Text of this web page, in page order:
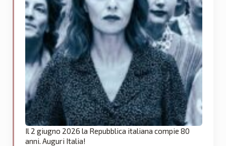
Il 2 giugno 2026 la Repubblica italiana compie 80
anni. Auguri Italia!